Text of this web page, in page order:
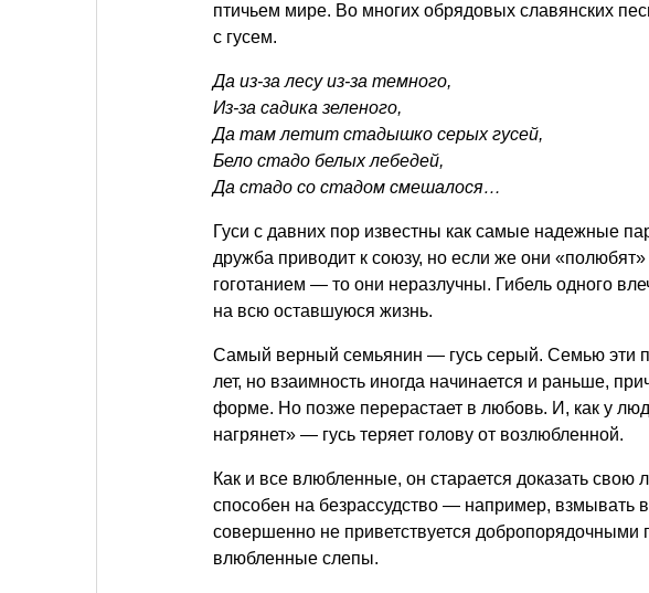
птичьем мире. Во многих обрядовых славянских
с гусем.
Да из-за лесу из-за темного,
Из-за садика зеленого,
Да там летит стадышко серых гусей,
Бело стадо белых лебедей,
Да стадо со стадом смешалося…
Гуси с давних пор известны как самые надежные
дружба приводит к союзу, но если же они
гоготанием — то они неразлучны. Гибель одного
на всю оставшуюся жизнь.
Самый верный семьянин — гусь серый. Семью эти
лет, но взаимность иногда начинается и раньше,
форме. Но позже перерастает в любовь. И, как у
нагрянет» — гусь теряет голову от возлюбленной.
Как и все влюбленные, он старается доказать свою
способен на безрассудство — например, взмывать
совершенно не приветствуется добропорядочными
влюбленные слепы.